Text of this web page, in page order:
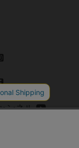
ンネル